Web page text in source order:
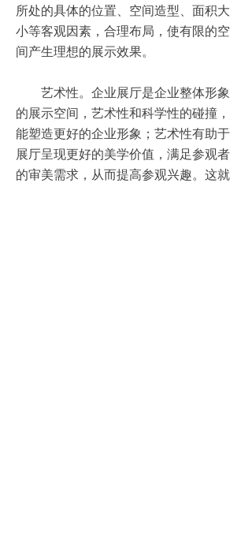
所处的具体的位置、空间造型、面积大
小等客观因素，合理布局，使有限的空
间产生理想的展示效果。
艺术性。企业展厅是企业整体形象
的展示空间，艺术性和科学性的碰撞，
能塑造更好的企业形象；艺术性有助于
展厅呈现更好的美学价值，满足参观者
的审美需求，从而提高参观兴趣。这就